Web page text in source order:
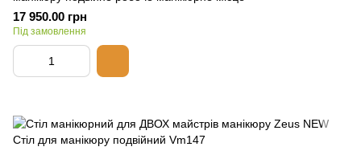
17 950.00 грн
Під замовлення